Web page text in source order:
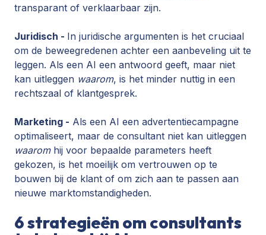
transparant of verklaarbaar zijn.
Juridisch - In juridische argumenten is het cruciaal
om de beweegredenen achter een aanbeveling uit te
leggen. Als een AI een antwoord geeft, maar niet
kan uitleggen waarom, is het minder nuttig in een
rechtszaal of klantgesprek.
Marketing - Als een AI een advertentiecampagne
optimaliseert, maar de consultant niet kan uitleggen
waaromhij voor bepaalde parameters heeft
gekozen, is het moeilijk om vertrouwen op te
bouwen bij de klant of om zich aan te passen aan
nieuwe marktomstandigheden.
6 strategieën om consultants